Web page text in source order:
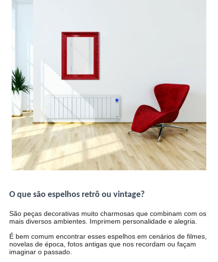
O que são espelhos retrô ou vintage?
São peças decorativas muito charmosas que combinam com os
mais diversos ambientes. Imprimem personalidade e alegria.
É bem comum encontrar esses espelhos em cenários de filmes,
novelas de época, fotos antigas que nos recordam ou façam
imaginar o passado.